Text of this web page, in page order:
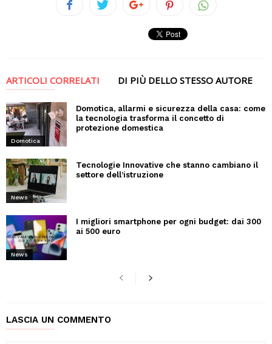
ARTICOLI CORRELATI DI PIÙ DELLO STESSO AUTORE
Domotica
Domotica, allarmi e sicurezza della casa: come
la tecnologia trasforma il concetto di
protezione domestica
News
Tecnologie Innovative che stanno cambiano il
settore dell’istruzione
News
I migliori smartphone per ogni budget: dai 300
ai 500 euro
LASCIA UN COMMENTO